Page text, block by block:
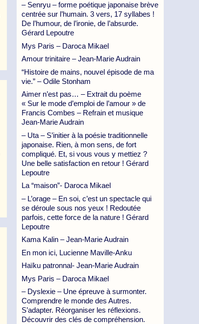
– Senryu – forme poétique japonaise brève
centrée sur l’humain. 3 vers, 17 syllabes !
De l’humour, de l’ironie, de l’absurde.
Gérard Lepoutre
Mys Paris – Daroca Mikael
Amour trinitaire – Jean-Marie Audrain
“Histoire de mains, nouvel épisode de ma
vie.” – Odile Stonham
Aimer n’est pas… – Extrait du poème
« Sur le mode d’emploi de l’amour » de
Francis Combes – Refrain et musique
Jean-Marie Audrain
– Uta – S’initier à la poésie traditionnelle
japonaise. Rien, à mon sens, de fort
compliqué. Et, si vous vous y mettiez ?
Une belle satisfaction en retour ! Gérard
Lepoutre
La “maison”- Daroca Mikael
– L’orage – En soi, c’est un spectacle qui
se déroule sous nos yeux ! Redoutée
parfois, cette force de la nature ! Gérard
Lepoutre
Kama Kalin – Jean-Marie Audrain
En mon ici, Lucienne Maville-Anku
Haïku patronnal- Jean-Marie Audrain
Mys Paris – Daroca Mikael
– Dyslexie – Une épreuve à surmonter.
Comprendre le monde des Autres.
S’adapter. Réorganiser les réflexions.
Découvrir des clés de compréhension.